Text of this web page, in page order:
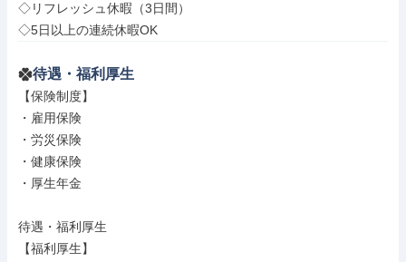
◇リフレッシュ休暇（3日間）
◇5日以上の連続休暇OK
待遇・福利厚生
【保険制度】
・雇用保険
・労災保険
・健康保険
・厚生年金
待遇・福利厚生
【福利厚生】